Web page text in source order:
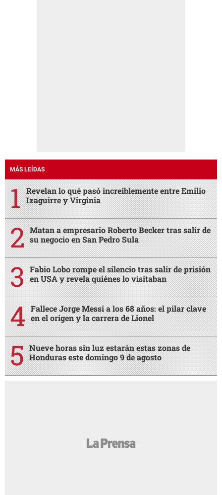
MÁS LEÍDAS
Revelan lo qué pasó increíblemente entre Emilio
Izaguirre y Virginia
Matan a empresario Roberto Becker tras salir de
su negocio en San Pedro Sula
Fabio Lobo rompe el silencio tras salir de prisión
en USA y revela quiénes lo visitaban
Fallece Jorge Messi a los 68 años: el pilar clave
en el origen y la carrera de Lionel
Nueve horas sin luz estarán estas zonas de
Honduras este domingo 9 de agosto